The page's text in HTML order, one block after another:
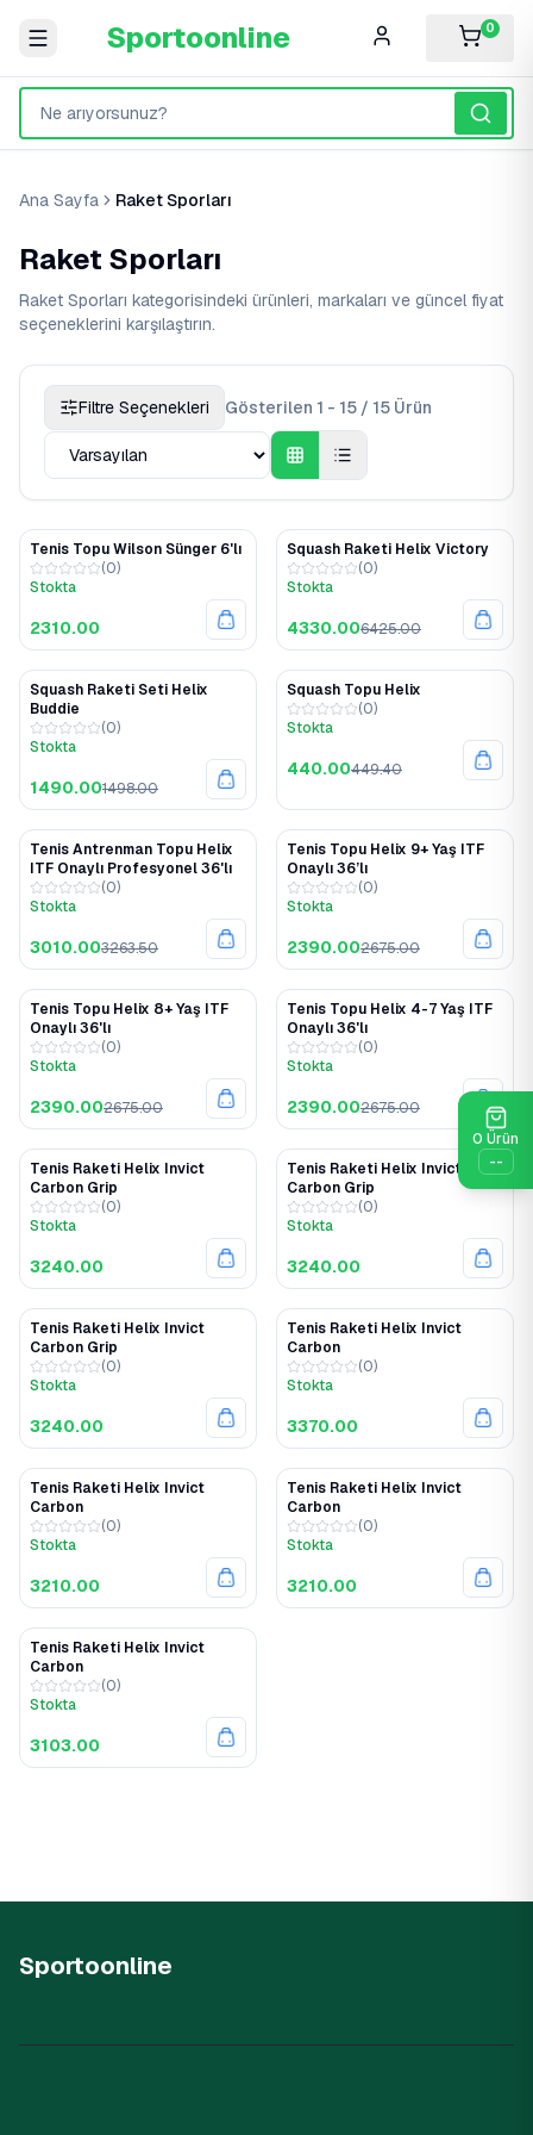
Sportoonline 0
Ana Sayfa Raket Sporları
Raket Sporları
Raket Sporları kategorisindeki ürünleri, markaları ve güncel fiyat
seçeneklerini karşılaştırın.
Filtre Seçenekleri Gösterilen 1 - 15 / 15 Ürün
Tenis Topu Wilson Sünger 6'lı
(0)
Stokta
2310.00
%33
Squash Raketi Helix Victory
(0)
Stokta
4330.006425.00
Squash Raketi Seti Helix
Buddie
(0)
Stokta
1490.001498.00
Squash Topu Helix
(0)
Stokta
440.00449.40
%8
Tenis Antrenman Topu Helix
ITF Onaylı Profesyonel 36'lı
(0)
Stokta
3010.003263.50
%11
Tenis Topu Helix 9+ Yaş ITF
Onaylı 36’lı
(0)
Stokta
2390.002675.00
%11
Tenis Topu Helix 8+ Yaş ITF
Onaylı 36'lı
(0)
Stokta
2390.002675.00
%11
Tenis Topu Helix 4-7 Yaş ITF
Onaylı 36'lı
(0)
Stokta
2390.002675.00
Tenis Raketi Helix Invict
Carbon Grip
(0)
Stokta
3240.00
Tenis Raketi Helix Invict
Carbon Grip
(0)
Stokta
3240.00
Tenis Raketi Helix Invict
Carbon Grip
(0)
Stokta
3240.00
Tenis Raketi Helix Invict
Carbon
(0)
Stokta
3370.00
Tenis Raketi Helix Invict
Carbon
(0)
Stokta
3210.00
Tenis Raketi Helix Invict
Carbon
(0)
Stokta
3210.00
Tenis Raketi Helix Invict
Carbon
(0)
Stokta
3103.00
Sportoonline
0 Ürün
--